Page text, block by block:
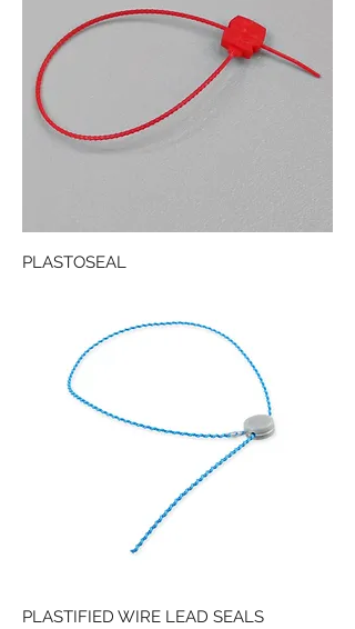
PLASTOSEAL
PLASTIFIED WIRE LEAD SEALS